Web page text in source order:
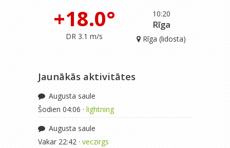
10:20
+18.0°
DR 3.1 m/s
Rīga
Rīga (lidosta)
Jaunākās aktivitātes
Augusta saule
Šodien 04:06 · lightning
Augusta saule
Vakar 22:42 · veczirgs